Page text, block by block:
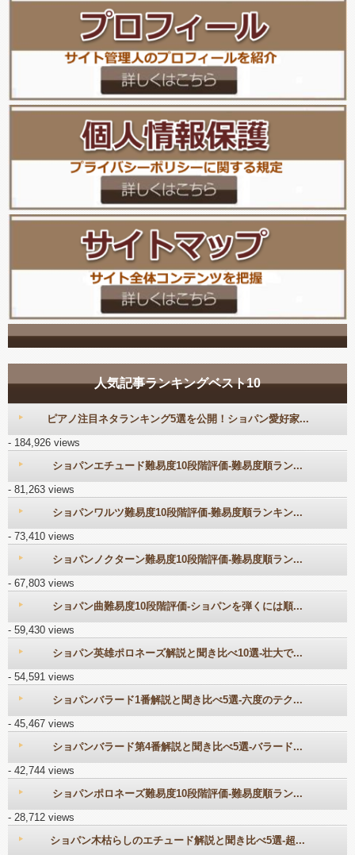
人気記事ランキングベスト10
ピアノ注目ネタランキング5選を公開！ショパン愛好家...
- 184,926 views
ショパンエチュード難易度10段階評価-難易度順ラン...
- 81,263 views
ショパンワルツ難易度10段階評価-難易度順ランキン...
- 73,410 views
ショパンノクターン難易度10段階評価-難易度順ラン...
- 67,803 views
ショパン曲難易度10段階評価-ショパンを弾くには順...
- 59,430 views
ショパン英雄ポロネーズ解説と聞き比べ10選-壮大で...
- 54,591 views
ショパンバラード1番解説と聞き比べ5選-六度のテク...
- 45,467 views
ショパンバラード第4番解説と聞き比べ5選-バラード...
- 42,744 views
ショパンポロネーズ難易度10段階評価-難易度順ラン...
- 28,712 views
ショパン木枯らしのエチュード解説と聞き比べ5選-超...